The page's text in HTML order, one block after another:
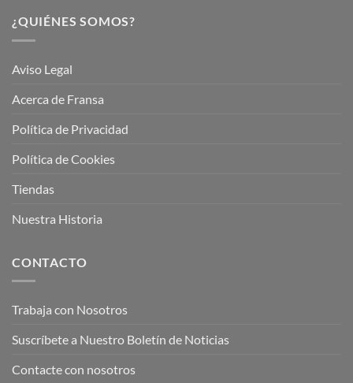
¿QUIÉNES SOMOS?
Aviso Legal
Acerca de Fransa
Política de Privacidad
Política de Cookies
Tiendas
Nuestra Historia
CONTACTO
Trabaja con Nosotros
Suscríbete a Nuestro Boletín de Noticias
Contacte con nosotros